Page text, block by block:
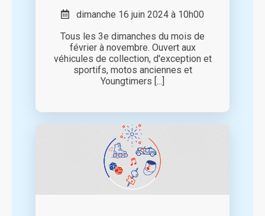
dimanche 16 juin 2024 à 10h00
Tous les 3e dimanches du mois de
février à novembre. Ouvert aux
véhicules de collection, d'exception et
sportifs, motos anciennes et
Youngtimers [...]